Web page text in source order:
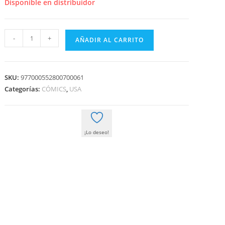
Disponible en distribuidor
VENENO
13
- + AÑADIR AL CARRITO
SKU:977000552800700061
Categorías: CÓMICS, USA
¡Lo deseo!